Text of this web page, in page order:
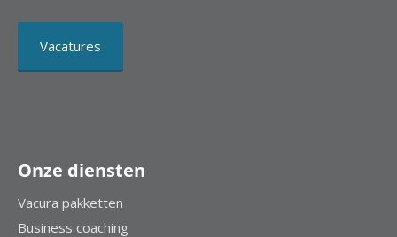
Vacatures
Onze diensten
Vacura pakketten
Business coaching